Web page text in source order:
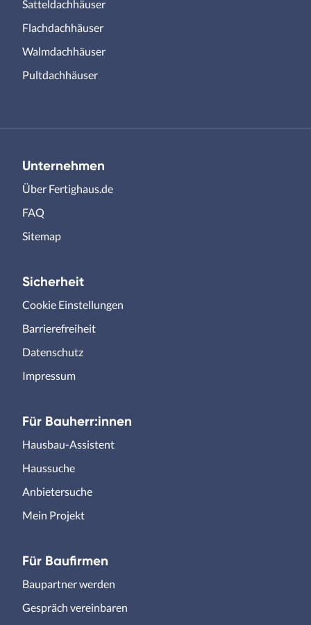
Satteldachhäuser
Flachdachhäuser
Walmdachhäuser
Pultdachhäuser
Unternehmen
Über Fertighaus.de
FAQ
Sitemap
Sicherheit
Cookie Einstellungen
Barrierefreiheit
Datenschutz
Impressum
Für Bauherr:innen
Hausbau-Assistent
Haussuche
Anbietersuche
Mein Projekt
Für Baufirmen
Baupartner werden
Gespräch vereinbaren